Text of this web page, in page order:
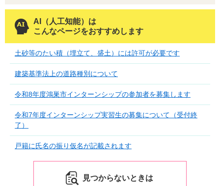
AI（人工知能）は
こんなページをおすすめします
土砂等のたい積（埋立て、盛土）には許可が必要です
建築基準法上の道路種別について
令和8年度鴻巣市インターンシップの参加者を募集します
令和7年度インターンシップ実習生の募集について（受付終
了）
戸籍に氏名の振り仮名が記載されます
見つからないときは